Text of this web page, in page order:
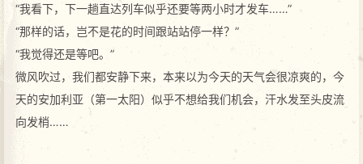
“我看下，下一趟直达列车似乎还要等两小时才发车……”
“那样的话，岂不是花的时间跟站站停一样？”
“我觉得还是等吧。”
微风吹过，我们都安静下来，本来以为今天的天气会很凉爽的，今
天的安加利亚（第一太阳）似乎不想给我们机会，汗水发至头皮流
向发梢……